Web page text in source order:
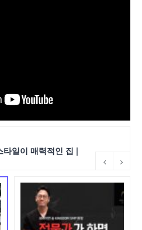
일이 매력적인 집 |